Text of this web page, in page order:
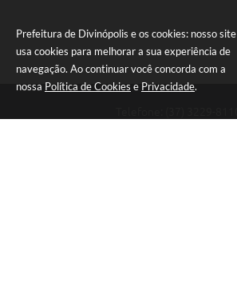
Prefeitura de Divinópolis e os cookies: nosso site
usa cookies para melhorar a sua experiência de
navegação. Ao continuar você concorda com a
nossa Política de Cookies e Privacidade.